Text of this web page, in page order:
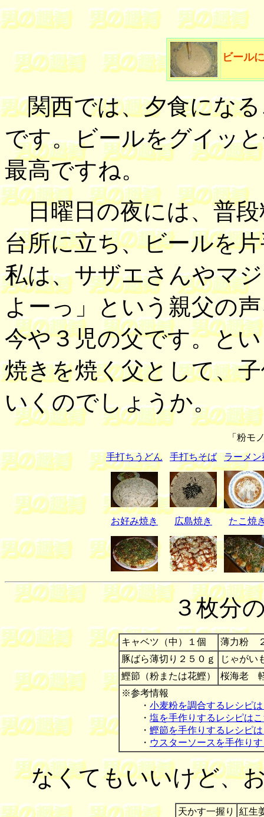
ビール
関西では、夕食になる
です。ビールをグイッ
最高ですね。
日曜日の夜には、普段
台所に立ち、ビールを
私は、サザエさんやマ
よーっ」という親父の
今や３児の父です。と
焼きを焼く父として、
いくのでしょうか。
「粉モ
手打ちうどん
手打ちそば ラーメン
お好み焼き 広島焼き たこ焼
３枚分
キャベツ（中）１個 薄力粉
豚ばら薄切り２５０ｇ
じゃがい
鰹節（粉または花鰹）
桜海老
※参考情報
・ 小麦粉を調合するレシピ
・ 塩を手作りするレシピは
・ 鰹節を手作りするレシピ
・ ウスターソースを手作り
なくてもいいけど、
天かす一握り 紅生